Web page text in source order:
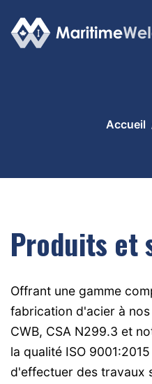
Accueil
Produits et
Offrant une gamme
fabrication d'acier à
CWB, CSA N299.3 et
la qualité ISO
d'effectuer des travaux